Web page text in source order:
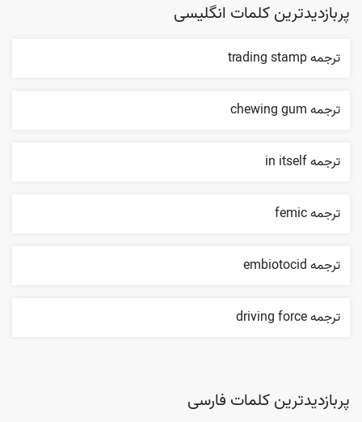
پربازدیدترین کلمات انگلیسی
ترجمه trading stamp
ترجمه chewing gum
ترجمه in itself
ترجمه femic
ترجمه embiotocid
ترجمه driving force
پربازدیدترین کلمات فارسی